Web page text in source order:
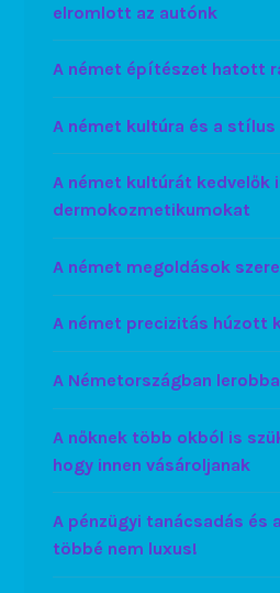
elromlott az autónk
A német építészet hatott
A német kultúra és a
A német kultúrát kedvelők
dermokozmetikumokat
A német megoldások
A német precizitás húzott
A Németországban
A nőknek több okból is
hogy innen vásároljanak
A pénzügyi tanácsadás és
többé nem luxus!